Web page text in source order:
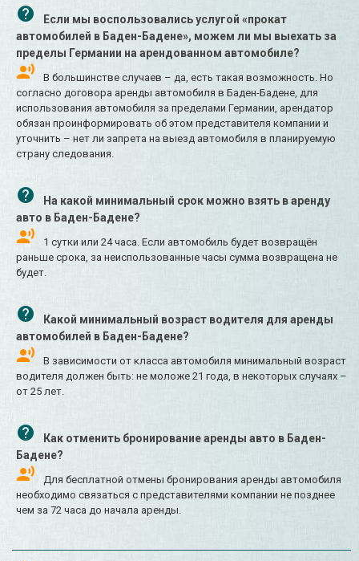
Если мы воспользовались услугой «прокат
автомобилей в Баден-Бадене», можем ли мы выехать за
пределы Германии на арендованном автомобиле?
В большинстве случаев – да, есть такая возможность. Но
согласно договора аренды автомобиля в Баден-Бадене, для
использования автомобиля за пределами Германии, арендатор
обязан проинформировать об этом представителя компании и
уточнить – нет ли запрета на выезд автомобиля в планируемую
страну следования.
На какой минимальный срок можно взять в аренду
авто в Баден-Бадене?
1 сутки или 24 часа. Если автомобиль будет возвращён
раньше срока, за неиспользованные часы сумма возвращена не
будет.
Какой минимальный возраст водителя для аренды
автомобилей в Баден-Бадене?
В зависимости от класса автомобиля минимальный возраст
водителя должен быть: не моложе 21 года, в некоторых случаях –
от 25 лет.
Как отменить бронирование аренды авто в Баден-
Бадене?
Для бесплатной отмены бронирования аренды автомобиля
необходимо связаться с представителями компании не позднее
чем за 72 часа до начала аренды.